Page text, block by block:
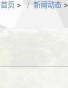
首页> 新闻动态>